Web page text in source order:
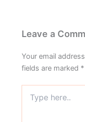
Leave a
Your email
fields are marked *
here..